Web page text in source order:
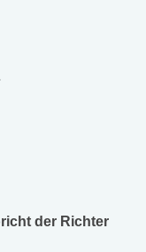
der Richter